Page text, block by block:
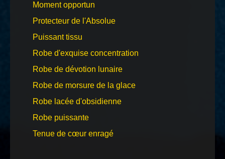
Moment opportun
Protecteur de l'Absolue
Puissant tissu
Robe d'exquise concentration
Robe de dévotion lunaire
Robe de morsure de la glace
Robe lacée d'obsidienne
Robe puissante
Tenue de cœur enragé